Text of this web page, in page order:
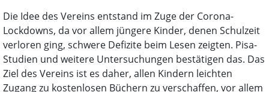
Die Idee des Vereins entstand im Zuge der Corona-
Lockdowns, da vor allem jüngere Kinder, denen Schulzeit
verloren ging, schwere Defizite beim Lesen zeigten. Pisa-
Studien und weitere Untersuchungen bestätigen das. Das
Ziel des Vereins ist es daher, allen Kindern leichten
Zugang zu kostenlosen Büchern zu verschaffen, vor allem